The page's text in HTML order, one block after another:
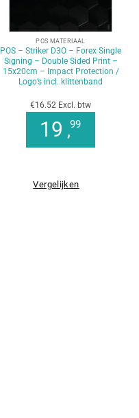
POS MATERIAAL
POS – Striker D3O – Forex Single
Signing – Double Sided Print –
15x20cm – Impact Protection /
Logo’s incl. klittenband
€16.52 Excl. btw
19 ,99
Vergelijken